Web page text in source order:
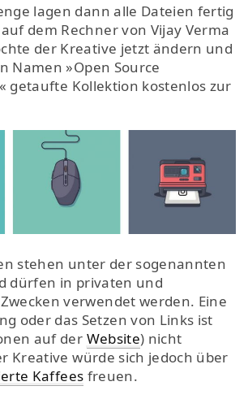
lagen dann alle Dateien fertig
dem Rechner von Vijay Verma
der Kreative jetzt ändern und
Namen »Open Source
getaufte Kollektion kostenlos zur
stehen unter der sogenannten
dürfen in privaten und
verwendet werden. Eine
oder das Setzen von Links ist
auf der Website) nicht
Kreative würde sich jedoch über
Kaffees freuen.